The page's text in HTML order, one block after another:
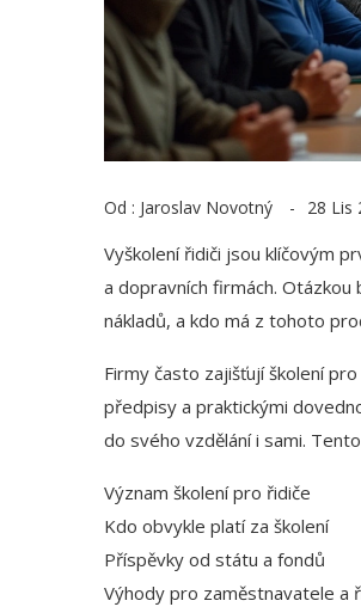
Od : Jaroslav Novotný 28 Lis
Vyškolení řidiči jsou klíčovým
a dopravních firmách. Otázkou
nákladů, a kdo má z tohoto
Firmy často zajišťují školení
předpisy a praktickými
do svého vzdělání i sami.
Význam školení pro řidiče
Kdo obvykle platí za školení
Příspěvky od státu a fondů
Výhody pro zaměstnavatele a